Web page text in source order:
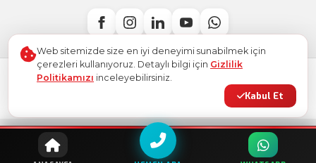
. Tüm hakları saklıdır.
Türkiye'de ile üretildi
Site Haritası
Web sitemizde size en iyi deneyimi sunabilmek için
çerezleri kullanıyoruz. Detaylı bilgi için Gizlilik
Politikamızı inceleyebilirsiniz.
Kabul Et